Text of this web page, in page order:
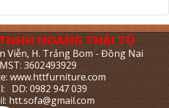
HOÀNG THÁI TÚ
Viễn, H. Trảng Bom - Đồng Nai
MST: 3602493929
www.httfurniture.com
DD: 0982 947 039
htt.sofa@gmail.com